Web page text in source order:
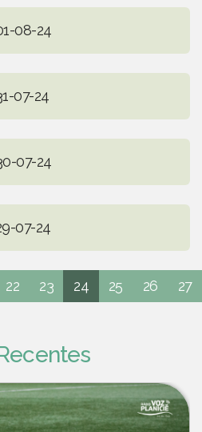
08-24
07-24
07-24
07-24
22 23 24 25 26 27